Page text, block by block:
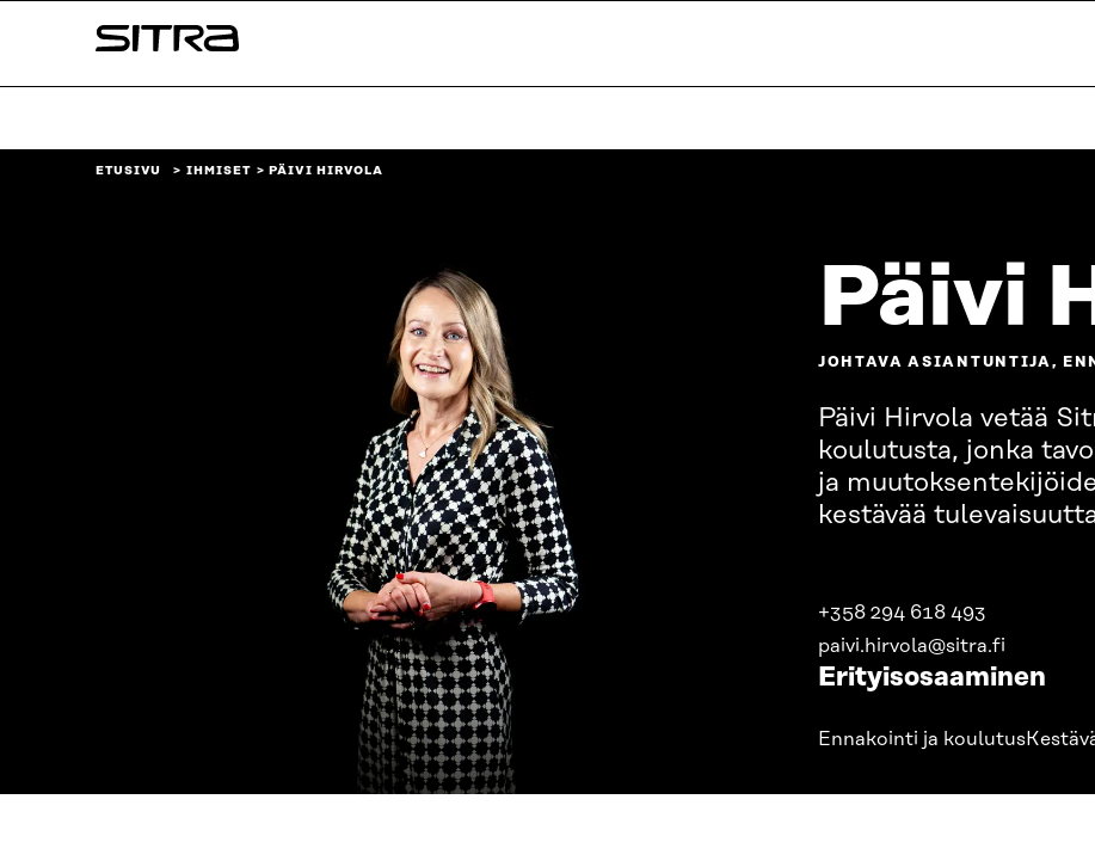
sisältöön
Sitra
ETUSIVU IHMISET PÄIVI HIRVOLA
Päivi
JOHTAVA ASIANTUNTIJA,
Päivi Hirvola vetää
koulutusta, jonka
ja
kestävää
+358 294 618 493
paivi.hirvola@sitra.fi
Erityisosaaminen
Ennakointi ja koulutus